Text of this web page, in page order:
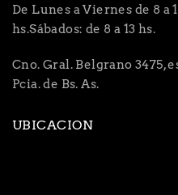
De Lunes a Viernes de 8 a
hs.Sábados: de 8 a 13 hs.
Cno. Gral. Belgrano 3475,
Pcia. de Bs. As.
UBICACION